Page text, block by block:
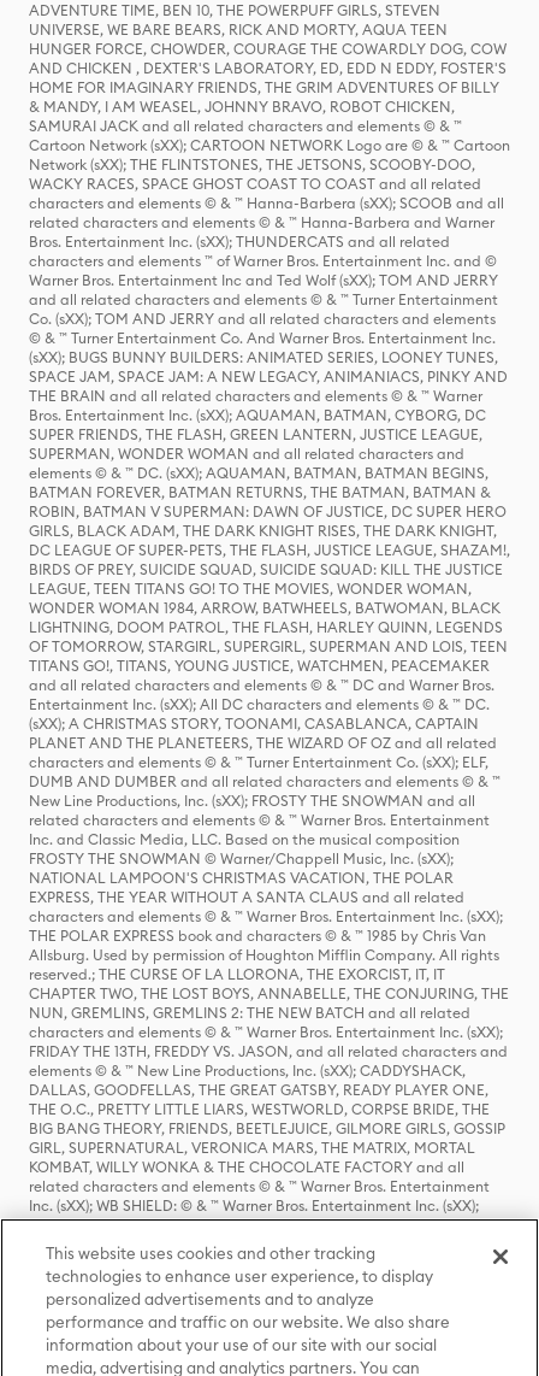
ADVENTURE TIME, BEN 10, THE POWERPUFF GIRLS, STEVEN
UNIVERSE, WE BARE BEARS, RICK AND MORTY, AQUA TEEN
HUNGER FORCE, CHOWDER, COURAGE THE COWARDLY DOG, COW
AND CHICKEN , DEXTER'S LABORATORY, ED, EDD N EDDY, FOSTER'S
HOME FOR IMAGINARY FRIENDS, THE GRIM ADVENTURES OF BILLY
& MANDY, I AM WEASEL, JOHNNY BRAVO, ROBOT CHICKEN,
SAMURAI JACK and all related characters and elements © & ™
Cartoon Network (sXX); CARTOON NETWORK Logo are © & ™ Cartoon
Network (sXX); THE FLINTSTONES, THE JETSONS, SCOOBY-DOO,
WACKY RACES, SPACE GHOST COAST TO COAST and all related
characters and elements © & ™ Hanna-Barbera (sXX); SCOOB and all
related characters and elements © & ™ Hanna-Barbera and Warner
Bros. Entertainment Inc. (sXX); THUNDERCATS and all related
characters and elements ™ of Warner Bros. Entertainment Inc. and ©
Warner Bros. Entertainment Inc and Ted Wolf (sXX); TOM AND JERRY
and all related characters and elements © & ™ Turner Entertainment
Co. (sXX); TOM AND JERRY and all related characters and elements
© & ™ Turner Entertainment Co. And Warner Bros. Entertainment Inc.
(sXX); BUGS BUNNY BUILDERS: ANIMATED SERIES, LOONEY TUNES,
SPACE JAM, SPACE JAM: A NEW LEGACY, ANIMANIACS, PINKY AND
THE BRAIN and all related characters and elements © & ™ Warner
Bros. Entertainment Inc. (sXX); AQUAMAN, BATMAN, CYBORG, DC
SUPER FRIENDS, THE FLASH, GREEN LANTERN, JUSTICE LEAGUE,
SUPERMAN, WONDER WOMAN and all related characters and
elements © & ™ DC. (sXX); AQUAMAN, BATMAN, BATMAN BEGINS,
BATMAN FOREVER, BATMAN RETURNS, THE BATMAN, BATMAN &
ROBIN, BATMAN V SUPERMAN: DAWN OF JUSTICE, DC SUPER HERO
GIRLS, BLACK ADAM, THE DARK KNIGHT RISES, THE DARK KNIGHT,
DC LEAGUE OF SUPER-PETS, THE FLASH, JUSTICE LEAGUE, SHAZAM!,
BIRDS OF PREY, SUICIDE SQUAD, SUICIDE SQUAD: KILL THE JUSTICE
LEAGUE, TEEN TITANS GO! TO THE MOVIES, WONDER WOMAN,
WONDER WOMAN 1984, ARROW, BATWHEELS, BATWOMAN, BLACK
LIGHTNING, DOOM PATROL, THE FLASH, HARLEY QUINN, LEGENDS
OF TOMORROW, STARGIRL, SUPERGIRL, SUPERMAN AND LOIS, TEEN
TITANS GO!, TITANS, YOUNG JUSTICE, WATCHMEN, PEACEMAKER
and all related characters and elements © & ™ DC and Warner Bros.
Entertainment Inc. (sXX); All DC characters and elements © & ™ DC.
(sXX); A CHRISTMAS STORY, TOONAMI, CASABLANCA, CAPTAIN
PLANET AND THE PLANETEERS, THE WIZARD OF OZ and all related
characters and elements © & ™ Turner Entertainment Co. (sXX); ELF,
DUMB AND DUMBER and all related characters and elements © & ™
New Line Productions, Inc. (sXX); FROSTY THE SNOWMAN and all
related characters and elements © & ™ Warner Bros. Entertainment
Inc. and Classic Media, LLC. Based on the musical composition
FROSTY THE SNOWMAN © Warner/Chappell Music, Inc. (sXX);
NATIONAL LAMPOON'S CHRISTMAS VACATION, THE POLAR
EXPRESS, THE YEAR WITHOUT A SANTA CLAUS and all related
characters and elements © & ™ Warner Bros. Entertainment Inc. (sXX);
THE POLAR EXPRESS book and characters © & ™ 1985 by Chris Van
Allsburg. Used by permission of Houghton Mifflin Company. All rights
reserved.; THE CURSE OF LA LLORONA, THE EXORCIST, IT, IT
CHAPTER TWO, THE LOST BOYS, ANNABELLE, THE CONJURING, THE
NUN, GREMLINS, GREMLINS 2: THE NEW BATCH and all related
characters and elements © & ™ Warner Bros. Entertainment Inc. (sXX);
FRIDAY THE 13TH, FREDDY VS. JASON, and all related characters and
elements © & ™ New Line Productions, Inc. (sXX); CADDYSHACK,
DALLAS, GOODFELLAS, THE GREAT GATSBY, READY PLAYER ONE,
THE O.C., PRETTY LITTLE LIARS, WESTWORLD, CORPSE BRIDE, THE
BIG BANG THEORY, FRIENDS, BEETLEJUICE, GILMORE GIRLS, GOSSIP
GIRL, SUPERNATURAL, VERONICA MARS, THE MATRIX, MORTAL
KOMBAT, WILLY WONKA & THE CHOCOLATE FACTORY and all
related characters and elements © & ™ Warner Bros. Entertainment
Inc. (sXX); WB SHIELD: © & ™ Warner Bros. Entertainment Inc. (sXX);
HOUSE OF THE DRAGON, GAME OF THRONES, and all related
characters and elements © & ™ Home Box Office, Inc. (sXX); CHILLING
ADVENTURES OF SABRINA, RIVERDALE © & ™ Warner Bros.
Entertainment Inc. Archie Comics and all related characters and
elements © & ™ Archie Comic Publications, Inc. Used with permission.
(sXX); SEINFELD and all related characters and elements © & ™ Castle
Rock Entertainment. (sXX); TED LASSO © & ™ Warner Bros.
Entertainment Inc. & Universal Television LLC (sXX); THE HOBBIT: AN
This website uses cookies and other tracking
technologies to enhance user experience, to display
personalized advertisements and to analyze
performance and traffic on our website. We also share
information about your use of our site with our social
media, advertising and analytics partners. You can